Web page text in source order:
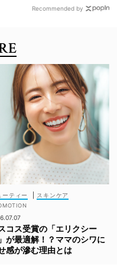
Recommended by
ーティー スキンケア
コス受賞の「エリクシー
が最適解！？ママのシワに
感が滲む理由とは